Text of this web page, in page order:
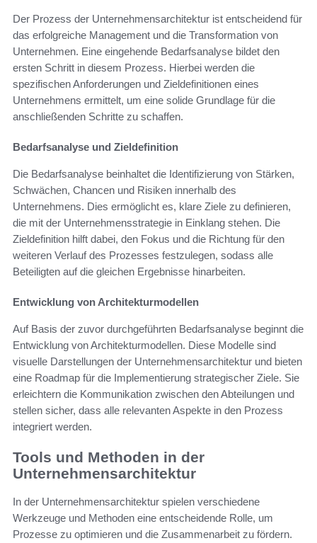
Der Prozess der Unternehmensarchitektur ist entscheidend für
das erfolgreiche Management und die Transformation von
Unternehmen. Eine eingehende Bedarfsanalyse bildet den
ersten Schritt in diesem Prozess. Hierbei werden die
spezifischen Anforderungen und Zieldefinitionen eines
Unternehmens ermittelt, um eine solide Grundlage für die
anschließenden Schritte zu schaffen.
Bedarfsanalyse und Zieldefinition
Die Bedarfsanalyse beinhaltet die Identifizierung von Stärken,
Schwächen, Chancen und Risiken innerhalb des
Unternehmens. Dies ermöglicht es, klare Ziele zu definieren,
die mit der Unternehmensstrategie in Einklang stehen. Die
Zieldefinition hilft dabei, den Fokus und die Richtung für den
weiteren Verlauf des Prozesses festzulegen, sodass alle
Beteiligten auf die gleichen Ergebnisse hinarbeiten.
Entwicklung von Architekturmodellen
Auf Basis der zuvor durchgeführten Bedarfsanalyse beginnt die
Entwicklung von Architekturmodellen. Diese Modelle sind
visuelle Darstellungen der Unternehmensarchitektur und bieten
eine Roadmap für die Implementierung strategischer Ziele. Sie
erleichtern die Kommunikation zwischen den Abteilungen und
stellen sicher, dass alle relevanten Aspekte in den Prozess
integriert werden.
Tools und Methoden in der
Unternehmensarchitektur
In der Unternehmensarchitektur spielen verschiedene
Werkzeuge und Methoden eine entscheidende Rolle, um
Prozesse zu optimieren und die Zusammenarbeit zu fördern.